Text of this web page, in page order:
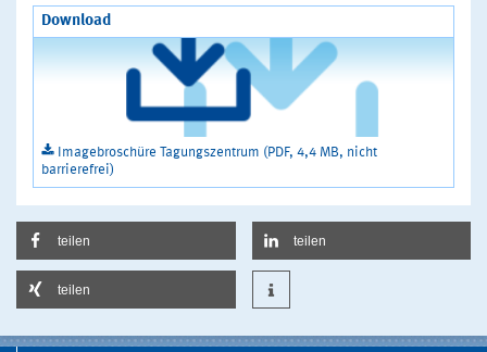
Download
Imagebroschüre Tagungszentrum (PDF, 4,4 MB, nicht
barrierefrei)
teilen teilen
teilen